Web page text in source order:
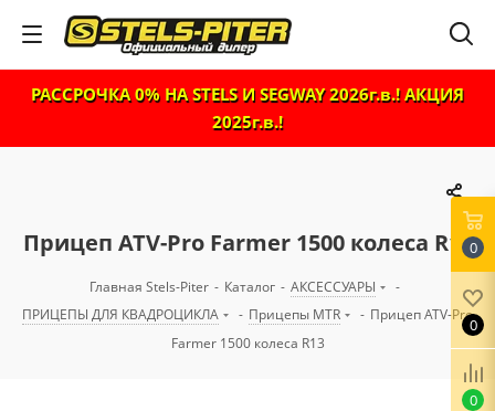
РАССРОЧКА 0% НА STELS И SEGWAY 2026г.в.! АКЦИЯ
2025г.в.!
Прицеп ATV-Pro Farmer 1500 колеса R13
Главная Stels-Piter - Каталог - АКСЕССУАРЫ
-
ПРИЦЕПЫ ДЛЯ КВАДРОЦИКЛА
- Прицепы MTR - Прицеп ATV-Pro
Farmer 1500 колеса R13
0
0
0